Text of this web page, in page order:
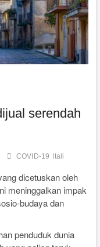
serendah
COVID-19 Itali
dicetuskan oleh
meninggalkan impak
budaya dan
penduduk dunia